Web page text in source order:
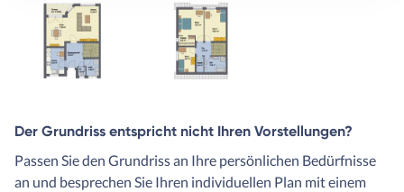
Der Grundriss entspricht nicht Ihren Vorstellungen?
Passen Sie den Grundriss an Ihre persönlichen Bedürfnisse
an und besprechen Sie Ihren individuellen Plan mit einem